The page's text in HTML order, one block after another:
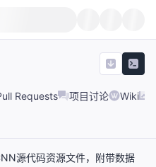
Requests 项目讨论 Wiki
源代码资源文件，附带数据